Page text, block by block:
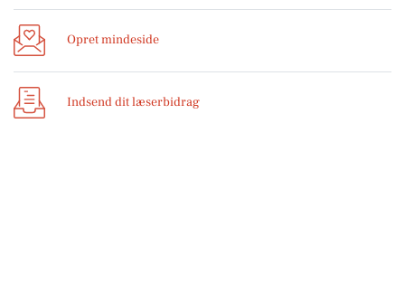
Opret mindeside
Indsend dit læserbidrag